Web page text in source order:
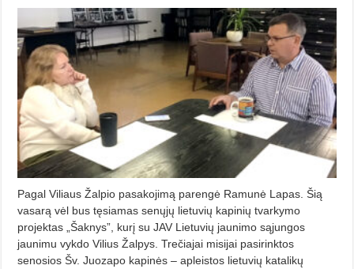
Pagal Viliaus Žalpio pasakojimą parengė Ramunė Lapas. Šią
vasarą vėl bus tęsiamas senųjų lietuvių kapinių tvarkymo
projektas „Šaknys”, kurį su JAV Lietuvių jaunimo sąjungos
jaunimu vykdo Vilius Žalpys. Trečiajai misijai pasirinktos
senosios Šv. Juozapo kapinės – apleistos lietuvių katalikų